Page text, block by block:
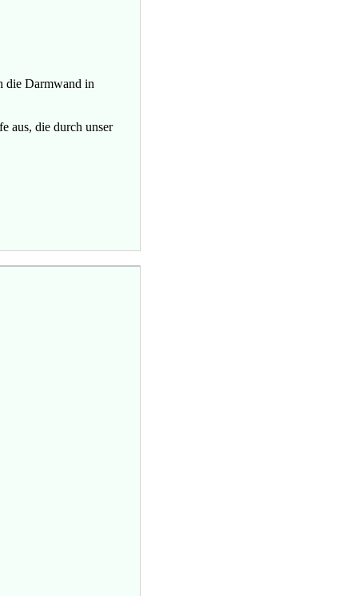
die Darmwand in
aus, die durch unser